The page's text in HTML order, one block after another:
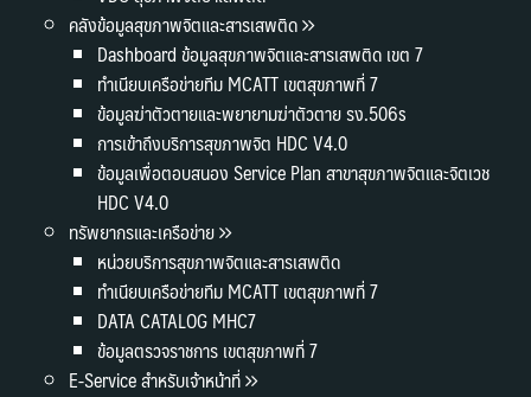
คลังข้อมูลสุขภาพจิตและสารเสพติด
Dashboard ข้อมูลสุขภาพจิตและสารเสพติด เขต 7
ทำเนียบเครือข่ายทีม MCATT เขตสุขภาพที่ 7
ข้อมูลฆ่าตัวตายและพยายามฆ่าตัวตาย รง.506s
การเข้าถึงบริการสุขภาพจิต HDC V4.0
ข้อมูลเพื่อตอบสนอง Service Plan สาขาสุขภาพจิตและจิตเวช
HDC V4.0
ทรัพยากรและเครือข่าย
หน่วยบริการสุขภาพจิตและสารเสพติด
ทำเนียบเครือข่ายทีม MCATT เขตสุขภาพที่ 7
DATA CATALOG MHC7
ข้อมูลตรวจราชการ เขตสุขภาพที่ 7
E-Service สำหรับเจ้าหน้าที่